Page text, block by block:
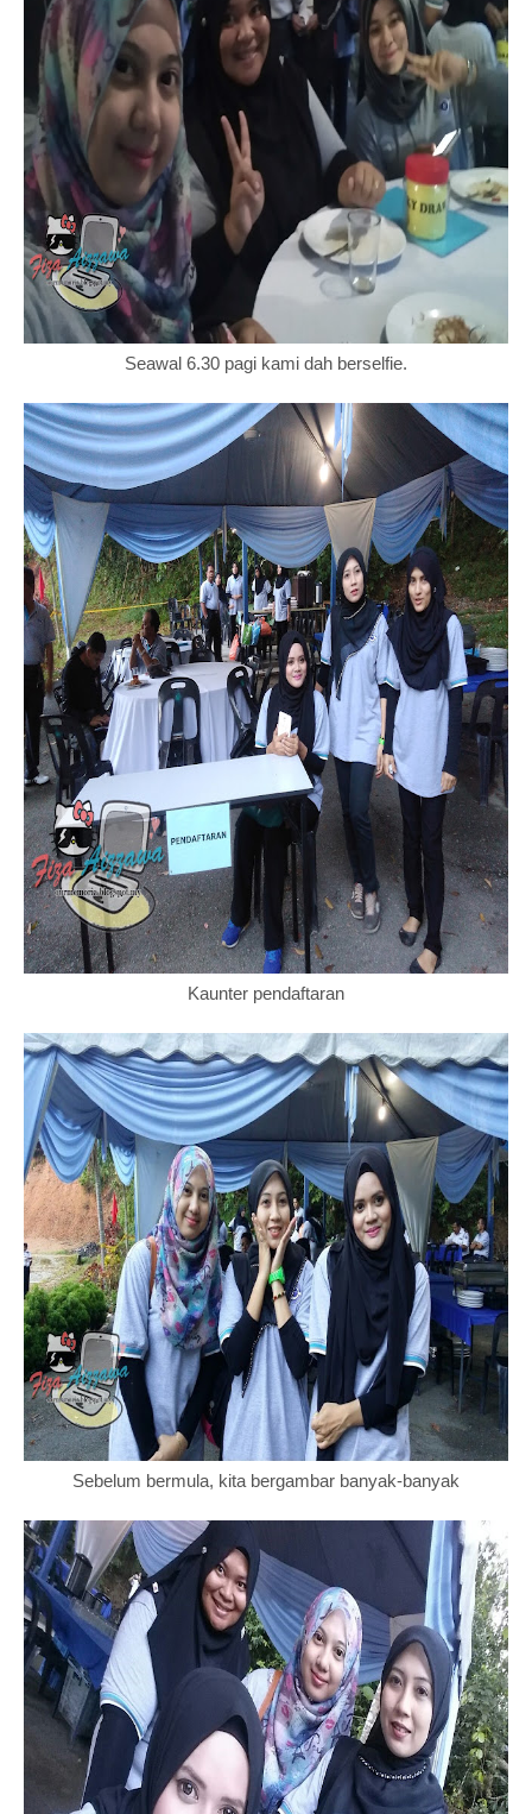
Seawal 6.30 pagi kami dah berselfie.
Kaunter pendaftaran
Sebelum bermula, kita bergambar banyak-banyak